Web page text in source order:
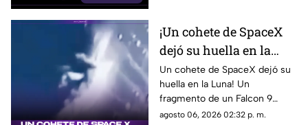
actividad eléctrica constante,
mientras que en Cuernavaca,
Jiutepec y Cuautla existe
riesgo de encharcamientos e
inundaciones repentinas.
¡Un cohete de SpaceX
dejó su huella en la
Luna!
Un cohete de SpaceX dejó su
huella en la Luna! Un
fragmento de un Falcon 9
impactó el satélite natural a
agosto 06, 2026 02:32 p. m.